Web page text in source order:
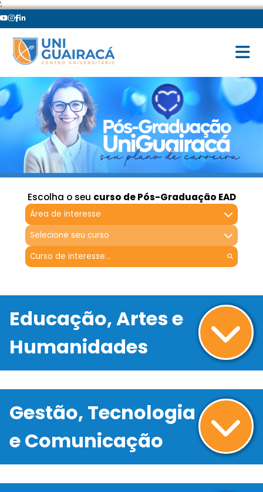
';
Escolha o seu curso de Pós-Graduação EAD
Área de interesse
Selecione seu curso
Educação, Artes e
Humanidades
Gestão, Tecnologia
e Comunicação